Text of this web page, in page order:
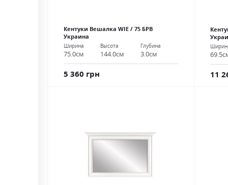
Кентуки Вешалка WIE / 75 БРВ
Украина
Ширина
75.0см
Высота
144.0см
Глубина
3.0см
5 360 грн 11